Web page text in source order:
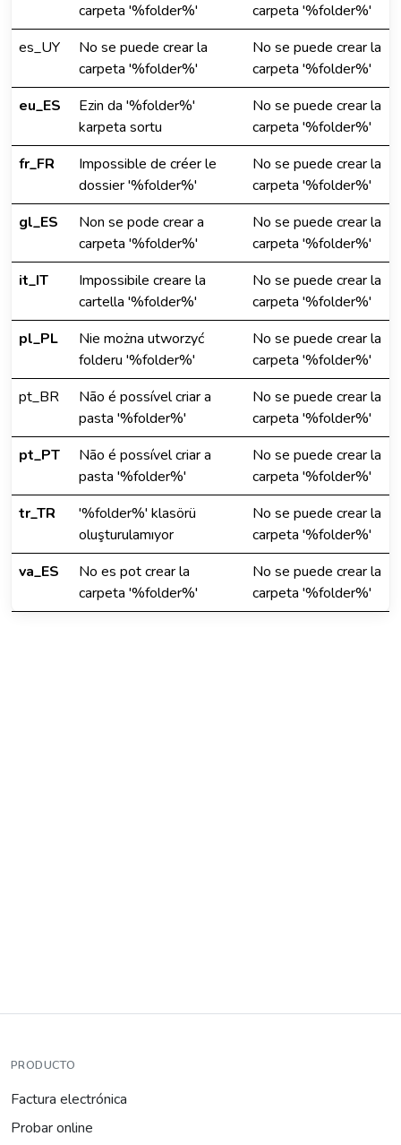
carpeta '%folder%'
carpeta '%folder%'
es_UY
No se puede crear la
carpeta '%folder%'
No se puede crear la
carpeta '%folder%'
eu_ES
Ezin da '%folder%'
karpeta sortu
No se puede crear la
carpeta '%folder%'
fr_FR
Impossible de créer le
dossier '%folder%'
No se puede crear la
carpeta '%folder%'
gl_ES
Non se pode crear a
carpeta '%folder%'
No se puede crear la
carpeta '%folder%'
it_IT
Impossibile creare la
cartella '%folder%'
No se puede crear la
carpeta '%folder%'
pl_PL
Nie można utworzyć
folderu '%folder%'
No se puede crear la
carpeta '%folder%'
pt_BR
Não é possível criar a
pasta '%folder%'
No se puede crear la
carpeta '%folder%'
pt_PT
Não é possível criar a
pasta '%folder%'
No se puede crear la
carpeta '%folder%'
tr_TR
'%folder%' klasörü
oluşturulamıyor
No se puede crear la
carpeta '%folder%'
va_ES
No es pot crear la
carpeta '%folder%'
No se puede crear la
carpeta '%folder%'
PRODUCTO
Factura electrónica
Probar online